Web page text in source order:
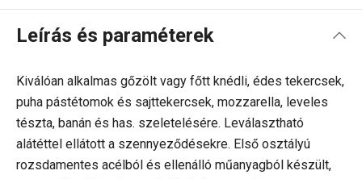
Leírás és paraméterek
Kiválóan alkalmas gőzölt vagy főtt knédli, édes tekercsek,
puha pástétomok és sajttekercsek, mozzarella, leveles
tészta, banán és has. szeletelésére. Leválasztható
alátéttel ellátott a szennyeződésekre. Első osztályú
rozsdamentes acélból és ellenálló műanyagból készült,